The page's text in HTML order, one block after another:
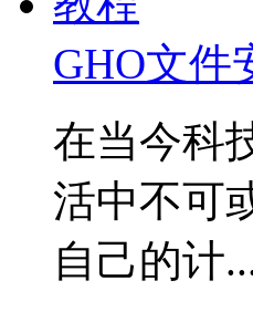
GHO文件
在当今科
活中不可
自己的计